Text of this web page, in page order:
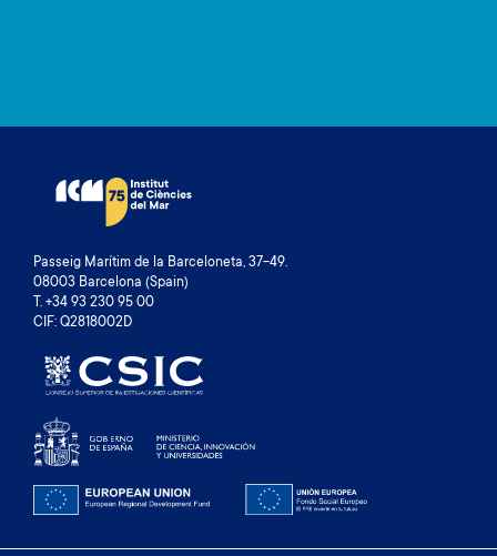
Passeig Marítim de la Barceloneta, 37-49.
08003 Barcelona (Spain)
T. +34 93 230 95 00
CIF: Q2818002D